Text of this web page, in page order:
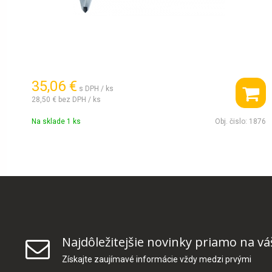
35,06 € s DPH / ks
28,50 € bez DPH / ks
Na sklade 1 ks Obj. čislo: 1876
Najdôležitejšie novinky priamo na
Získajte zaujímavé informácie vždy medzi prvými